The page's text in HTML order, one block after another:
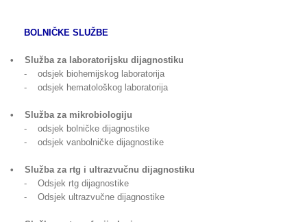
BOLNIČKE SLUŽBE
• Služba za laboratorijsku dijagnostiku
- odsjek biohemijskog laboratorija
- odsjek hematološkog laboratorija
• Služba za mikrobiologiju
- odsjek bolničke dijagnostike
- odsjek vanbolničke dijagnostike
• Služba za rtg i ultrazvučnu dijagnostiku
- Odsjek rtg dijagnostike
- Odsjek ultrazvučne dijagnostike